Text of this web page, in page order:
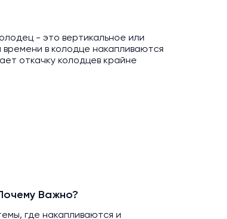
- это вертикальное или
в колодце накапливаются
откачку колодцев крайне
Важно?
где накапливаются и